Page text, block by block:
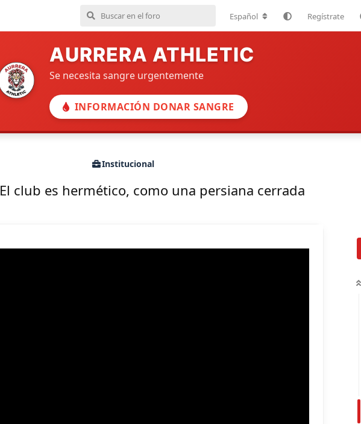
Español Regístrate
AURRERA ATHLETIC
Se necesita sangre urgentemente
INFORMACIÓN DONAR SANGRE
Institucional
club es hermético, como una persiana cerrada